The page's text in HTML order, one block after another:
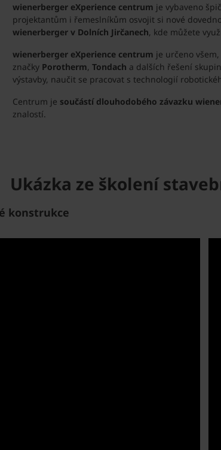
wienerberger eXperience centrum je vybaveno
projektantům i řemeslníkům osvojit si nové
wienerberger v Dolních Jirčanech, kde můžete
wienerberger eXperience centrum je určeno
značky Porotherm, Tondach a dalších řešení
výstavby, naučit se pracovat s technologií
Centrum je součástí dlouhodobého závazku
znalostí.
Ukázka ze školení
konstrukce